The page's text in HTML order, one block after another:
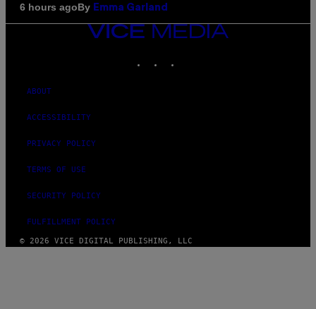
6 hours agoBy Emma Garland
VICE
MEDIA
ABOUT
ACCESSIBILITY
PRIVACY POLICY
TERMS OF USE
SECURITY POLICY
FULFILLMENT POLICY
© 2026 VICE DIGITAL PUBLISHING, LLC